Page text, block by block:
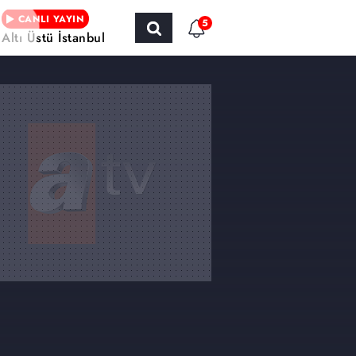
CANLI YAYIN
Altı Üstü İstanbul
5